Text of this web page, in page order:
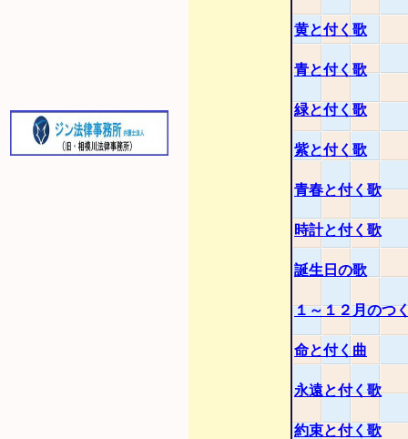
黄と付く歌
青と付く歌
緑と付く歌
紫と付く歌
青春と付く歌
時計と付く歌
誕生日の歌
１～１２月のつ
命と付く曲
永遠と付く歌
約束と付く歌